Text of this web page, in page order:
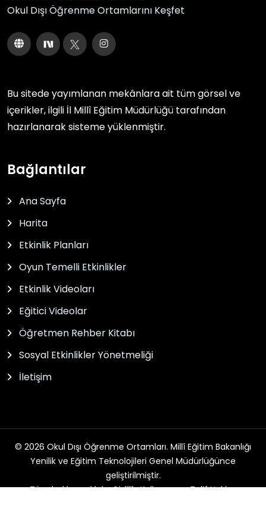
Okul Dışı Öğrenme Ortamlarını Keşfet
Bu sitede yayımlanan mekânlara ait tüm görsel ve
içerikler, ilgili İl Millî Eğitim Müdürlüğü tarafından
hazırlanarak sisteme yüklenmiştir.
Bağlantılar
Ana Sayfa
Harita
Etkinlik Planları
Oyun Temelli Etkinlikler
Etkinlik Videoları
Eğitici Videolar
Öğretmen Rehber Kitabı
Sosyal Etkinlikler Yönetmeliği
İletişim
© 2026 Okul Dışı Öğrenme Ortamları. Millî Eğitim Bakanlığı
Yenilik ve Eğitim Teknolojileri Genel Müdürlüğünce
geliştirilmiştir.
Tüm hakları saklıdır. Gizlilik, Kullanım ve Telif Hakları